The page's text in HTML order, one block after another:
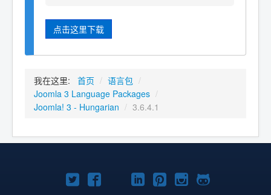
点击这里下载
我在这里: 首页 / 语言包 /
Joomla 3 Language Packages /
Joomla! 3 - Hungarian / 3.6.4.1
TwitterFacebookYouTube
LinkedIn
Pinterest
Instagram
GitHub